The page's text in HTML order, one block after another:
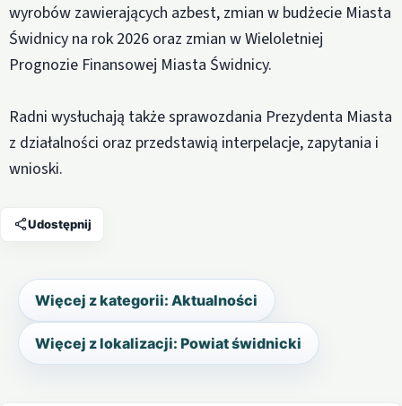
wyrobów zawierających azbest, zmian w budżecie Miasta
Świdnicy na rok 2026 oraz zmian w Wieloletniej
Prognozie Finansowej Miasta Świdnicy.
Radni wysłuchają także sprawozdania Prezydenta Miasta
z działalności oraz przedstawią interpelacje, zapytania i
wnioski.
Udostępnij
Więcej z kategorii: Aktualności
Więcej z lokalizacji: Powiat świdnicki